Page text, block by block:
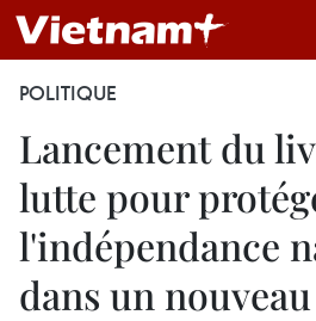
POLITIQUE
Lancement du
lutte pour
l'indépendance
dans un